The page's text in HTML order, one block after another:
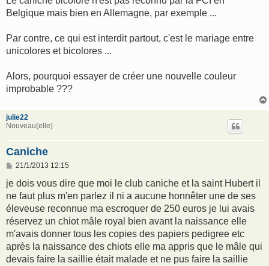
Belgique mais bien en Allemagne, par exemple ...
Par contre, ce qui est interdit partout, c'est le mariage entre
unicolores et bicolores ...
Alors, pourquoi essayer de créer une nouvelle couleur
improbable ???
julie22
Nouveau(elle)
Caniche
M
s
a
g
e
21/1/2013 12:15
je dois vous dire que moi le club caniche et la saint Hubert il
ne faut plus m'en parlez il ni a aucune honnêter une de ses
éleveuse reconnue ma escroquer de 250 euros je lui avais
réservez un chiot mâle royal bien avant la naissance elle
m'avais donner tous les copies des papiers pedigree etc
après la naissance des chiots elle ma appris que le mâle qui
devais faire la saillie était malade et ne pus faire la saillie